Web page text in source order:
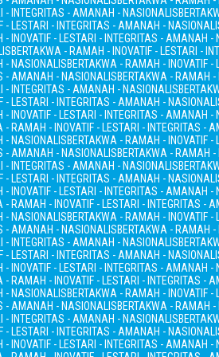
- INTEGRITAS - AMANAH - NASIONALIS
- LESTARI - INTEGRITAS - AMANAH -
- INOVATIF - LESTARI - INTEGRITAS - AMANAH -
BERTAKWA - RAMAH - INOVATIF - LESTARI -
- NASIONALISBERTAKWA - RAMAH - INOVATIF
- AMANAH - NASIONALISBERTAKWA - RAMAH
- INTEGRITAS - AMANAH - NASIONALIS
- LESTARI - INTEGRITAS - AMANAH -
- INOVATIF - LESTARI - INTEGRITAS - AMANAH -
- RAMAH - INOVATIF - LESTARI - INTEGRITAS -
- NASIONALISBERTAKWA - RAMAH - INOVATIF
- AMANAH - NASIONALISBERTAKWA - RAMAH
- INTEGRITAS - AMANAH - NASIONALIS
- LESTARI - INTEGRITAS - AMANAH -
- INOVATIF - LESTARI - INTEGRITAS - AMANAH -
- RAMAH - INOVATIF - LESTARI - INTEGRITAS -
- NASIONALISBERTAKWA - RAMAH - INOVATIF
- AMANAH - NASIONALISBERTAKWA - RAMAH
- INTEGRITAS - AMANAH - NASIONALIS
- LESTARI - INTEGRITAS - AMANAH -
- INOVATIF - LESTARI - INTEGRITAS - AMANAH -
- RAMAH - INOVATIF - LESTARI - INTEGRITAS -
- NASIONALISBERTAKWA - RAMAH - INOVATIF
- AMANAH - NASIONALISBERTAKWA - RAMAH
- INTEGRITAS - AMANAH - NASIONALIS
- LESTARI - INTEGRITAS - AMANAH -
- INOVATIF - LESTARI - INTEGRITAS - AMANAH -